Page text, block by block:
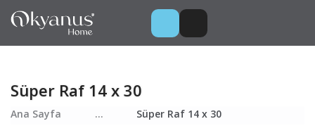
Süper Raf 14 x 30
Ana Sayfa ... Süper Raf 14 x 30